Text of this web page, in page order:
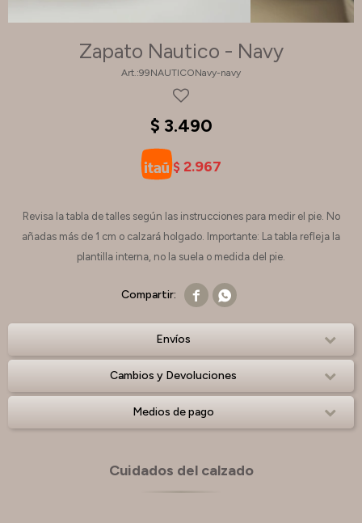
Zapato Nautico - Navy
99NAUTICONavy-navy
$ 3.490
$ 2.967
Revisa la tabla de talles según las instrucciones para medir el pie. No
añadas más de 1 cm o calzará holgado. Importante: La tabla refleja la
plantilla interna, no la suela o medida del pie.
 
Envíos
Cambios y Devoluciones
Medios de pago
Cuidados del calzado